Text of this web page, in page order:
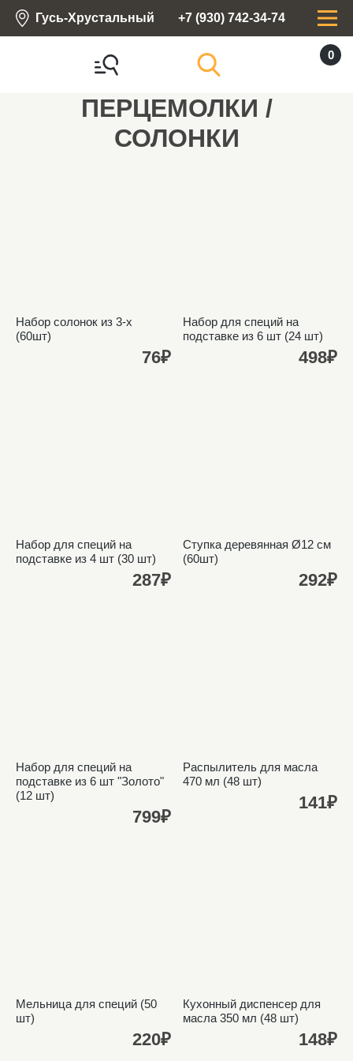
Гусь-Хрустальный +7 (930) 742-34-74
0
ПЕРЦЕМОЛКИ /
СОЛОНКИ
Набор солонок из 3-х
(60шт)
76₽
Набор для специй на
подставке из 6 шт (24 шт)
498₽
Набор для специй на
подставке из 4 шт (30 шт)
287₽
Ступка деревянная Ø12 см
(60шт)
292₽
Набор для специй на
подставке из 6 шт "Золото"
(12 шт)
799₽
Распылитель для масла
470 мл (48 шт)
141₽
Мельница для специй (50
шт)
220₽
Кухонный диспенсер для
масла 350 мл (48 шт)
148₽